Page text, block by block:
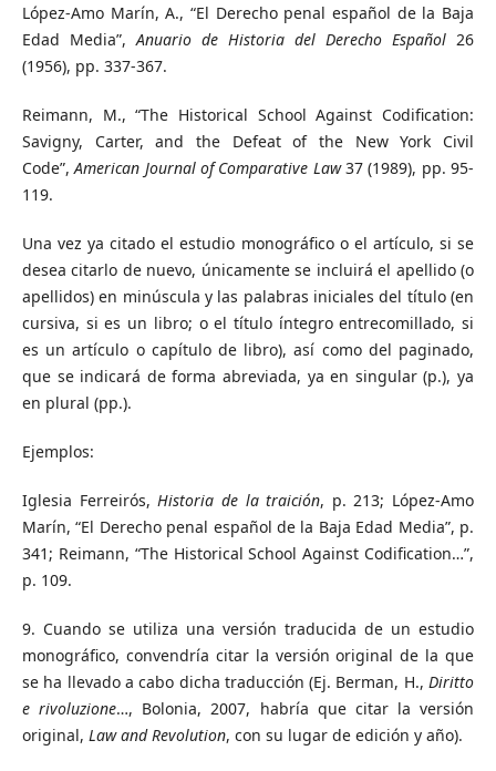
López-Amo Marín, A., “El Derecho penal español de la Baja
Edad Media”, Anuario de Historia del Derecho Español 26
(1956), pp. 337‑367.
Reimann, M., “The Historical School Against Codification:
Savigny, Carter, and the Defeat of the New York Civil
Code”,American Journal of Comparative Law37 (1989), pp. 95-
119.
Una vez ya citado el estudio monográfico o el artículo, si se
desea citarlo de nuevo, únicamente se incluirá el apellido (o
apellidos) en minúscula y las palabras iniciales del título (en
cursiva, si es un libro; o el título íntegro entrecomillado, si
es un artículo o capítulo de libro), así como del paginado,
que se indicará de forma abreviada, ya en singular (p.), ya
en plural (pp.).
Ejemplos:
Iglesia Ferreirós, Historia de la traición, p. 213; López-Amo
Marín, “El Derecho penal español de la Baja Edad Media”, p.
341; Reimann, “The Historical School Against Codification…”,
p. 109.
9. Cuando se utiliza una versión traducida de un estudio
monográfico, convendría citar la versión original de la que
se ha llevado a cabo dicha traducción (Ej. Berman, H.,Diritto
e rivoluzione…, Bolonia, 2007, habría que citar la versión
original, Law and Revolution, con su lugar de edición y año).